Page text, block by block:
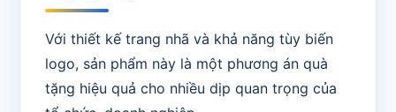
Với thiết kế trang nhã và khả năng tùy biến
logo, sản phẩm này là một phương án quà
tặng hiệu quả cho nhiều dịp quan trọng của